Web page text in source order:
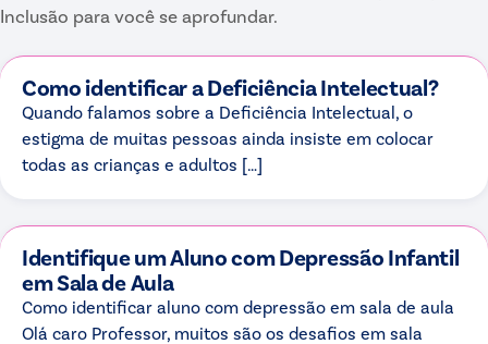
Inclusão para você se aprofundar.
Como identificar a Deficiência Intelectual?
Quando falamos sobre a Deficiência Intelectual, o
estigma de muitas pessoas ainda insiste em colocar
todas as crianças e adultos […]
Identifique um Aluno com Depressão Infantil
em Sala de Aula
Como identificar aluno com depressão em sala de aula
Olá caro Professor, muitos são os desafios em sala